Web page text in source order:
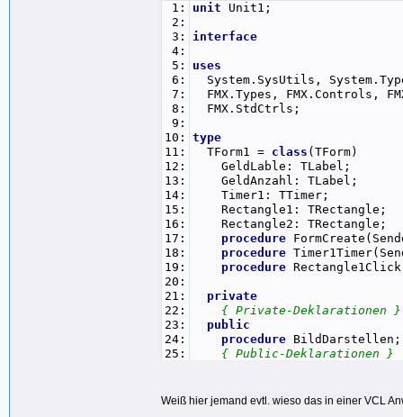
1:
2:
3:
4:
5:
6:
7:
8:
9:
10:
11:
12:
13:
14:
15:
16:
17:
18:
19:
20:
21:
22:
23:
24:
25:
28:
unit Unit1;
interface
uses
System.SysUtils,
FMX.Types, FMX.Controls,
FMX.StdCtrls;
type
TForm1 = class (TForm)
GeldLable: TLabel;
GeldAnzahl: TLabel;
Timer1: TTimer;
Rectangle1: TRectangle;
Rectangle2: TRectangle;
procedure
procedure
procedure
private
{ Private-Deklarationen }
public
procedure BildDarstellen;
{ Public-Deklarationen }
var
Weiß hier jemand evtl. wieso das in einer VCL